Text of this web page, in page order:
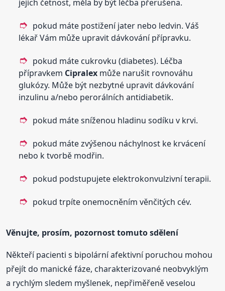
jejich četnost, měla by být léčba přerušena.
pokud máte postižení jater nebo ledvin. Váš
lékař Vám může upravit dávkování přípravku.
pokud máte cukrovku (diabetes). Léčba
přípravkem Cipralex může narušit rovnováhu
glukózy. Může být nezbytné upravit dávkování
inzulinu a/nebo perorálních antidiabetik.
pokud máte sníženou hladinu sodíku v krvi.
pokud máte zvýšenou náchylnost ke krvácení
nebo k tvorbě modřin.
pokud podstupujete elektrokonvulzivní terapii.
pokud trpíte onemocněním věnčitých cév.
Věnujte, prosím, pozornost tomuto sdělení
Někteří pacienti s bipolární afektivní poruchou mohou
přejít do manické fáze, charakterizované neobvyklým
a rychlým sledem myšlenek, nepřiměřeně veselou